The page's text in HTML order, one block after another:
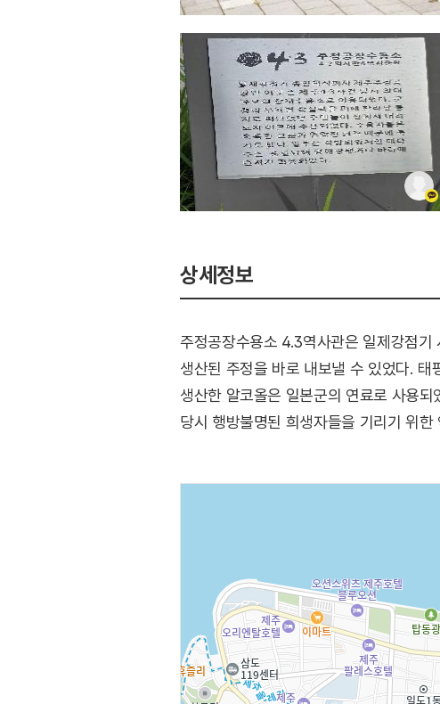
상세정보
주정공장수용소 4.3역사관은 일제강점기
생산된 주정을 바로 내보낼 수 있었다.
생산한 알코올은 일본군의 연료로 사용
당시 행방불명된 희생자들을 기리기 위한